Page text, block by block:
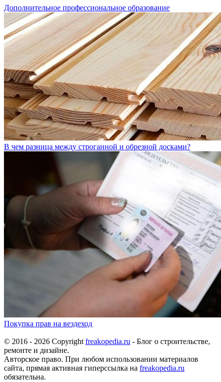
Дополнительное профессиональное образование
В чем разница между строганной и обрезной досками?
Покупка прав на вездеход
© 2016 - 2026 Copyrightfreakopedia.ru - Блог о строительстве,
ремонте и дизайне.
Авторское право. При любом использовании материалов
сайта, прямая активная гиперссылка на freakopedia.ru
обязательна.